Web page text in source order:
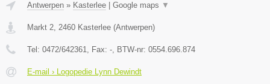
Antwerpen » Kasterlee Google maps ▼
Markt 2, 2460 Kasterlee (Antwerpen)
Tel: 0472/642361, Fax: -, BTW-nr: 0554.696.874
E-mail › Logopedie Lynn Dewindt